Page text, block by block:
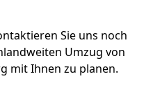
Sie uns noch
Umzug von
mit Ihnen zu planen.